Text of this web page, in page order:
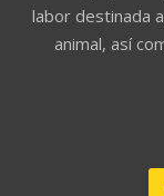
labor destinada
animal, así